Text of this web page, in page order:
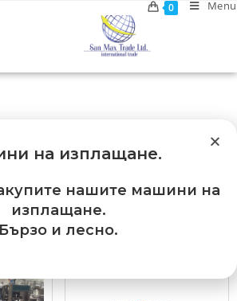
0 Menu
на изплащане.
нашите машини на
изплащане.
Бързо и лесно.